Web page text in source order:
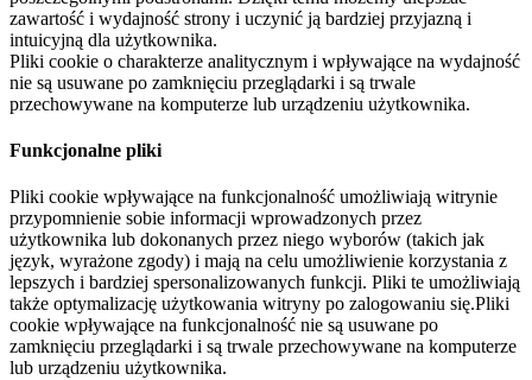
zawartość i wydajność strony i uczynić ją bardziej przyjazną i
intuicyjną dla użytkownika.
Pliki cookie o charakterze analitycznym i wpływające na wydajność
nie są usuwane po zamknięciu przeglądarki i są trwale
przechowywane na komputerze lub urządzeniu użytkownika.
Funkcjonalne pliki
Pliki cookie wpływające na funkcjonalność umożliwiają witrynie
przypomnienie sobie informacji wprowadzonych przez
użytkownika lub dokonanych przez niego wyborów (takich jak
język, wyrażone zgody) i mają na celu umożliwienie korzystania z
lepszych i bardziej spersonalizowanych funkcji. Pliki te umożliwiają
także optymalizację użytkowania witryny po zalogowaniu się.Pliki
cookie wpływające na funkcjonalność nie są usuwane po
zamknięciu przeglądarki i są trwale przechowywane na komputerze
lub urządzeniu użytkownika.